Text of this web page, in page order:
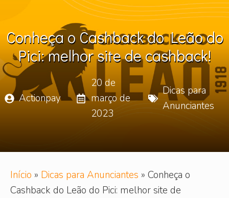
Conheça o Cashback do Leão do
Pici: melhor site de cashback!
Actionpay
20 de
março de
2023
Dicas para
Anunciantes
Início » Dicas para Anunciantes » Conheça o
Cashback do Leão do Pici: melhor site de